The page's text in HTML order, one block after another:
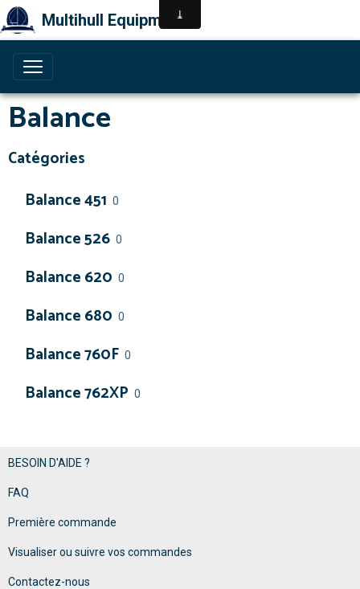
Multihull Equipment
Balance
Catégories
Balance 451 0
Balance 526 0
Balance 620 0
Balance 680 0
Balance 760F 0
Balance 762XP 0
BESOIN D'AIDE ?
FAQ
Première commande
Visualiser ou suivre vos commandes
Contactez-nous